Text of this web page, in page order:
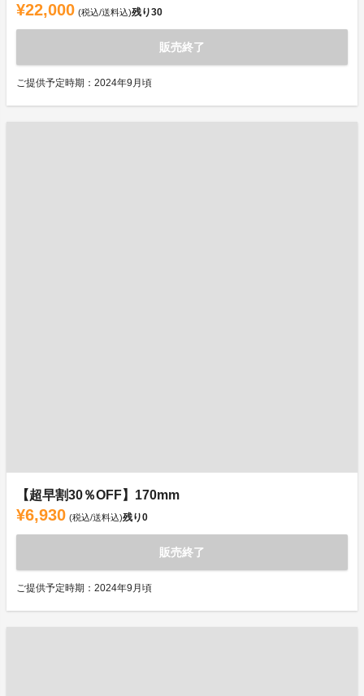
¥22,000 (税込/送料込)残り30
販売終了
ご提供予定時期：2024年9月頃
【超早割30％OFF】170mm
¥6,930 (税込/送料込)残り0
販売終了
ご提供予定時期：2024年9月頃